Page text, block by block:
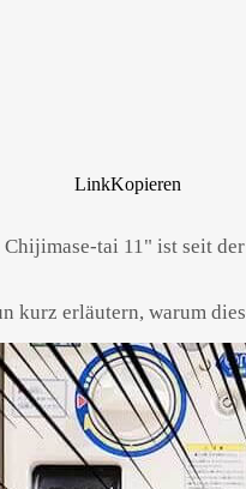
LinkKopieren
tai 11" ist seit
kurz erläutern, warum